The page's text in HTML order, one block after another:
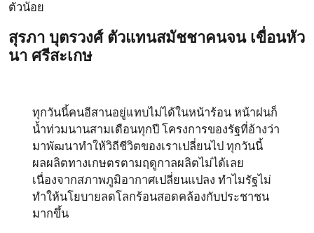
ตัวน้อย
สุรภา บุตรวงศ์ ตัวแทนสมัชชาคนจน เขื่อนหัว
นา ศรีสะเกษ
ทุกวันนี้คนอีสานอยู่แทบไม่ได้ในหน้าร้อน หน้าฝนก็
น้ำท่วมนานสามเดือนทุกปี โครงการของรัฐที่อ้างว่า
มาพัฒนาทำให้วิถีชีวิตของเราเปลี่ยนไป ทุกวันนี้
ผลผลิตทางเกษตรตามฤดูกาลผลิตไม่ได้เลย
เนื่องจากสภาพภูมิอากาศเปลี่ยนแปลง ทำไมรัฐไม่
ทำให้นโยบายลดโลกร้อนสอดคล้องกับประชาชน
มากขึ้น